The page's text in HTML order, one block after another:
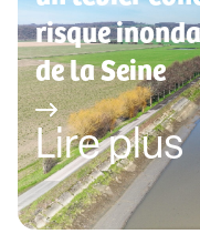
risque
de la Seine
Lire plus